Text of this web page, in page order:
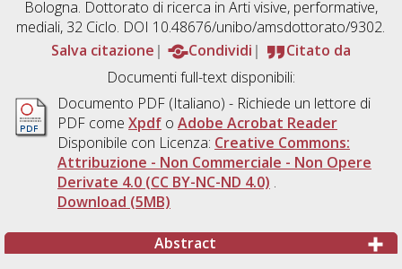
Bologna. Dottorato di ricerca in Arti visive, performative,
mediali, 32 Ciclo. DOI 10.48676/unibo/amsdottorato/9302.
Salva citazione
Condividi
Citato da
Documenti full-text disponibili:
Documento PDF(Italiano) - Richiede un lettore di
PDF come Xpdfo Adobe Acrobat Reader
Disponibile con Licenza: Creative Commons:
Attribuzione - Non Commerciale - Non Opere
Derivate 4.0 (CC BY-NC-ND 4.0) .
Download (5MB)
Abstract